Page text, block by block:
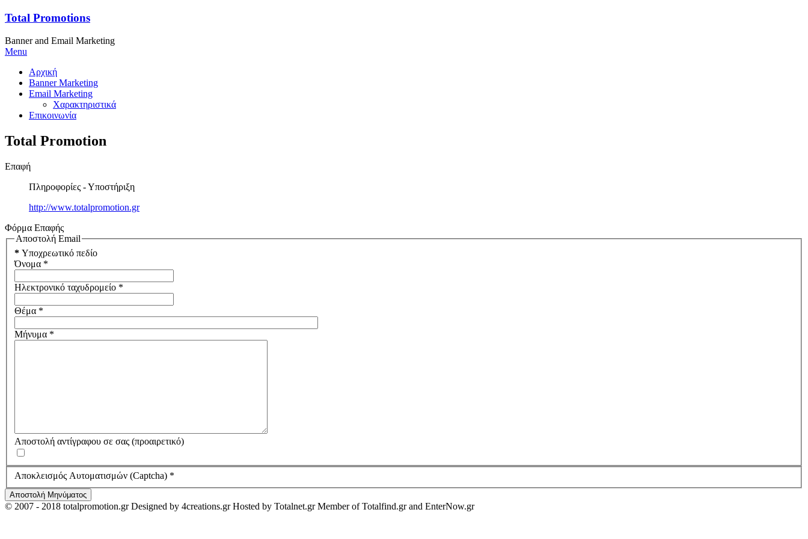
Total Promotions
Banner and Email Marketing
Menu
Αρχική
Banner Marketing
Email Marketing
Χαρακτηριστικά
Επικοινωνία
Total Promotion
Επαφή
Πληροφορίες - Υποστήριξη
http://www.totalpromotion.gr
Φόρμα Επαφής
Αποστολή Email
* Υποχρεωτικό πεδίο
Όνομα *
Ηλεκτρονικό ταχυδρομείο *
Θέμα *
Μήνυμα *
Αποστολή αντίγραφου σε σας (προαιρετικό)
Αποκλεισμός Αυτοματισμών (Captcha) *
Αποστολή Μηνύματος
© 2007 - 2018 totalpromotion.gr Designed by 4creations.gr Hosted by Totalnet.gr Member of Totalfind.gr and EnterNow.gr